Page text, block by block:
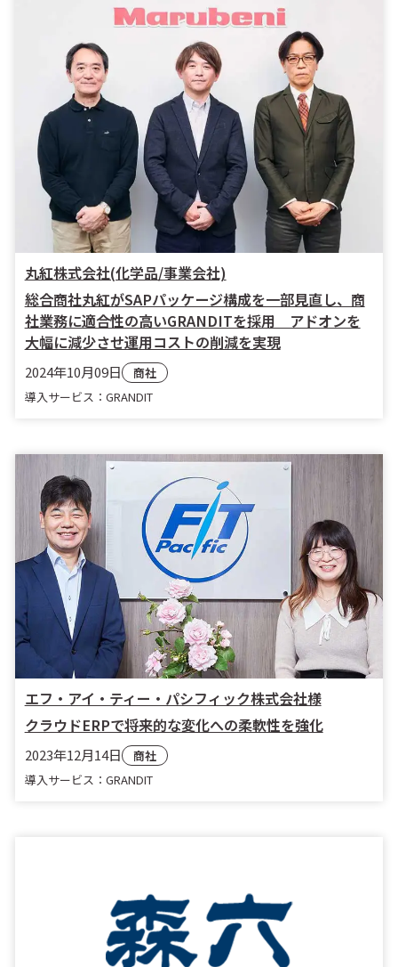
丸紅株式会社(化学品/事業会社)
総合商社丸紅がSAPパッケージ構成を一部見直し、商
社業務に適合性の高いGRANDITを採用 アドオンを
大幅に減少させ運用コストの削減を実現
2024年10月09日
商社
導入サービス：GRANDIT
エフ・アイ・ティー・パシフィック株式会社様
クラウドERPで将来的な変化への柔軟性を強化
2023年12月14日
商社
導入サービス：GRANDIT